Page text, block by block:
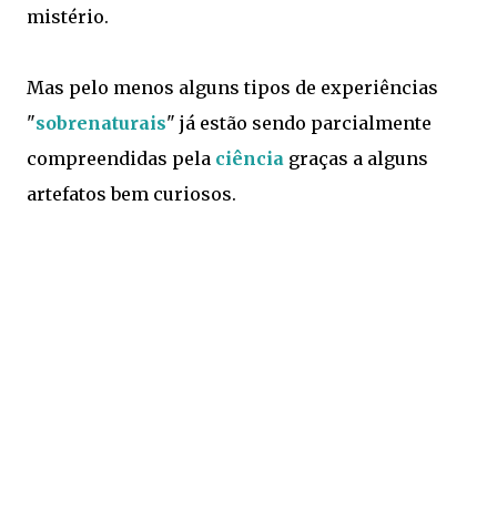
mistério.
Mas pelo menos alguns tipos de experiências
"sobrenaturais" já estão sendo parcialmente
compreendidas pela ciência graças a alguns
artefatos bem curiosos.